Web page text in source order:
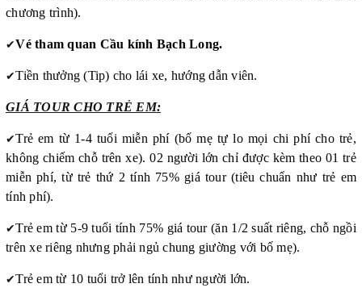
chương trình).
✔Vé tham quan Cầu kính Bạch Long.
✔Tiền thưởng (Tip) cho lái xe, hướng dẫn viên.
GIÁ TOUR CHO TRẺ EM:
✔Trẻ em từ 1-4 tuổi miễn phí (bố mẹ tự lo mọi chi phí cho trẻ,
không chiếm chỗ trên xe). 02 người lớn chỉ được kèm theo 01 trẻ
miễn phí, từ trẻ thứ 2 tính 75% giá tour (tiêu chuẩn như trẻ em
tính phí).
✔Trẻ em từ 5-9 tuổi tính 75% giá tour (ăn 1/2 suất riêng, chỗ ngồi
trên xe riêng nhưng phải ngủ chung giường với bố mẹ).
✔Trẻ em từ 10 tuổi trở lên tính như người lớn.